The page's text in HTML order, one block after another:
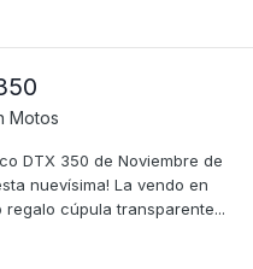
Motos
DTX 350 de Noviembre de
nuevísima! La vendo en
cúpula transparente...